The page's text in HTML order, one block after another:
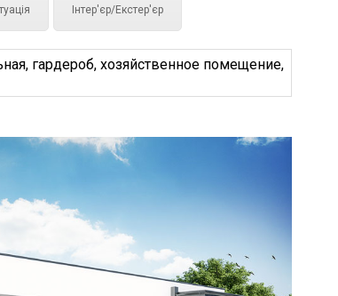
Інтер'єр/Екстер'єр
гардероб, хозяйственное помещение,